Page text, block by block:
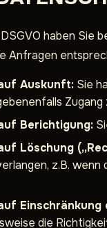
haben Sie
Anfragen
Auskunft: Sie
Berichtigung:
Löschung
z.B.
Einschränkung
die